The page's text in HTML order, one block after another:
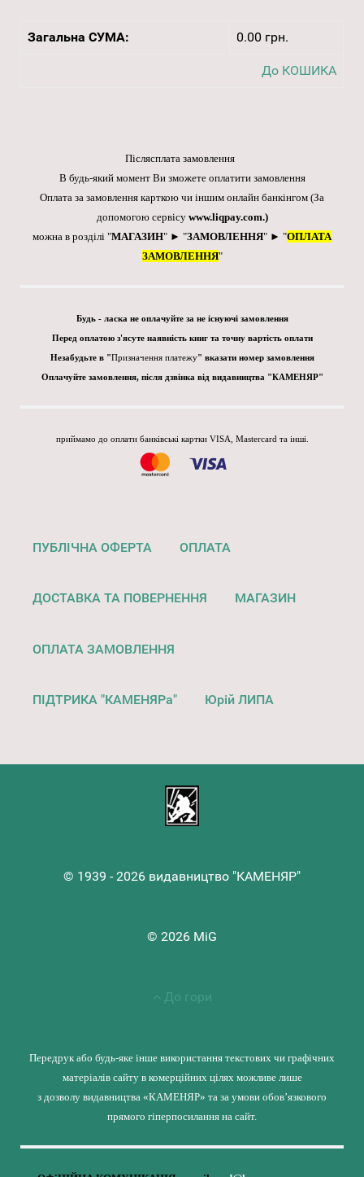
Загальна СУМА: 0.00 грн.
До КОШИКА
Післясплата замовлення
В будь-який момент Ви зможете оплатити замовлення
Оплата за замовлення карткою чи іншим онлайн банкінгом (За
допомогою сервісу www.liqpay.com.)
можна в розділі "МАГАЗИН" ► "ЗАМОВЛЕННЯ" ► "ОПЛАТА
ЗАМОВЛЕННЯ"
Будь - ласка не оплачуйте за не існуючі замовлення
Перед оплатою з'ясуте наявність книг та точну вартість оплати
Незабудьте в "Призначення платежу" вказати номер замовлення
Оплачуйте замовлення, після дзвінка від видавництва "КАМЕНЯР"
приймамо до оплати банківські картки VISA, Mastercard та інші.
ПУБЛІЧНА ОФЕРТА ОПЛАТА
ДОСТАВКА ТА ПОВЕРНЕННЯ МАГАЗИН
ОПЛАТА ЗАМОВЛЕННЯ
ПІДТРИКА "КАМЕНЯРа" Юрій ЛИПА
© 1939 - 2026 видавництво "КАМЕНЯР"
© 2026 MiG
До гори
Передрук або будь-яке інше використання текстових чи графічних
матеріалів сайту в комерційних цілях можливе лише
з дозволу видавництва «КАМЕНЯР» та за умови обов’язкового
прямого гіперпосилання на сайт.